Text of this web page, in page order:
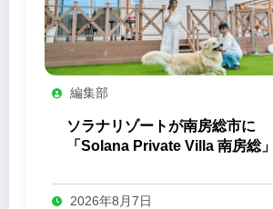
編集部
ソラナリゾートが南房総市に
「Solana Private Villa 南房総
2026年8月7日